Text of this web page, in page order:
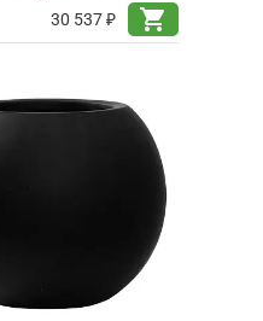
30 537 ₽
shopping_cart